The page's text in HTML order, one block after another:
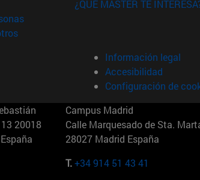
(abre en nueva ventana)
(abre en nueva ventana)
(abre en nueva ventana)
¿QUÉ MÁSTER TE
Información legal
Accesibilidad
Configuración de
20018
Campus Madrid
Calle Marquesado de Sta.
28027 Madrid España
T.+34 914 51 43 41